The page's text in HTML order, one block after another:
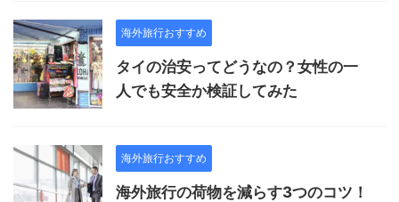
海外旅行おすすめ
タイの治安ってどうなの？女性の一
人でも安全か検証してみた
海外旅行おすすめ
海外旅行の荷物を減らす3つのコツ！